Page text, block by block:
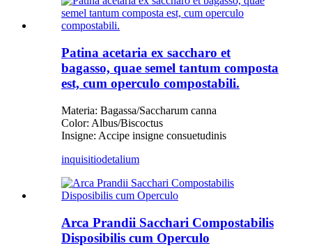
Patina acetaria ex saccharo et
bagasso, quae semel tantum composta
est, cum operculo compostabili.
Materia: Bagassa/Saccharum canna
Color: Albus/Biscoctus
Insigne: Accipe insigne consuetudinis
inquisitiodetalium
Arca Prandii Sacchari Compostabilis
Disposibilis cum Operculo